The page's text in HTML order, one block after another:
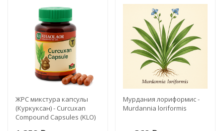
ЖРС микстура капсулы
(Куркуксан) - Curcuxan
Compound Capsules (KLO)
Мурдания лориформис -
Мurdannia loriformis